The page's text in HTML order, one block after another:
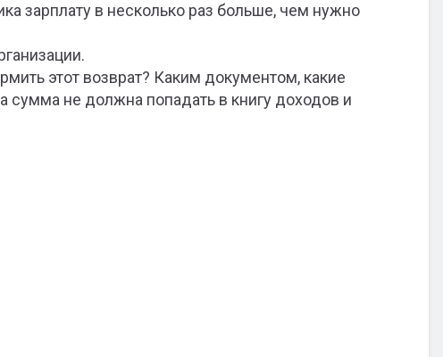
зарплату в несколько раз больше, чем нужно
этот возврат? Каким документом, какие
сумма не должна попадать в книгу доходов и